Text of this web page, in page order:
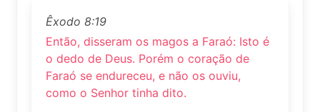
Êxodo 8:19
Então, disseram os magos a Faraó: Isto é
o dedo de Deus. Porém o coração de
Faraó se endureceu, e não os ouviu,
como o Senhor tinha dito.